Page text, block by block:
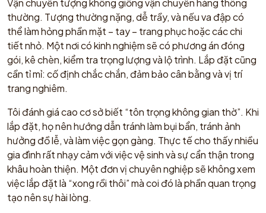
Vận chuyển tượng không giống vận chuyển hàng thông
thường. Tượng thường nặng, dễ trầy, và nếu va đập có
thể làm hỏng phần mặt – tay – trang phục hoặc các chi
tiết nhỏ. Một nơi có kinh nghiệm sẽ có phương án đóng
gói, kê chèn, kiểm tra trọng lượng và lộ trình. Lắp đặt cũng
cần tỉ mỉ: cố định chắc chắn, đảm bảo cân bằng và vị trí
trang nghiêm.
Tôi đánh giá cao cơ sở biết “tôn trọng không gian thờ”. Khi
lắp đặt, họ nên hướng dẫn tránh làm bụi bẩn, tránh ảnh
hưởng đồ lễ, và làm việc gọn gàng. Thực tế cho thấy nhiều
gia đình rất nhạy cảm với việc vệ sinh và sự cẩn thận trong
khâu hoàn thiện. Một đơn vị chuyên nghiệp sẽ không xem
việc lắp đặt là “xong rồi thôi” mà coi đó là phần quan trọng
tạo nên sự hài lòng.